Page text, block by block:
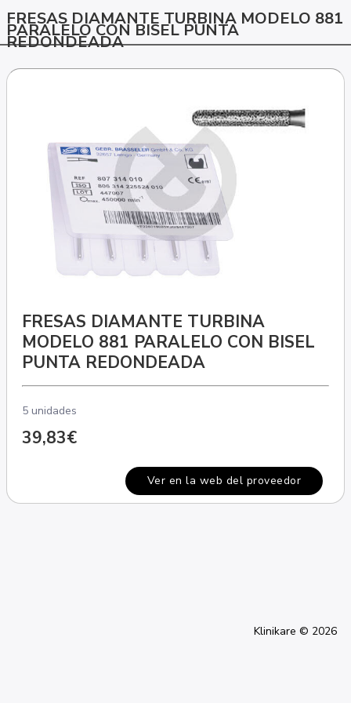
FRESAS DIAMANTE TURBINA MODELO 881
PARALELO CON BISEL PUNTA
REDONDEADA
FRESAS DIAMANTE TURBINA
MODELO 881 PARALELO CON BISEL
PUNTA REDONDEADA
5 unidades
39,83€
Ver en la web del proveedor
Klinikare © 2026